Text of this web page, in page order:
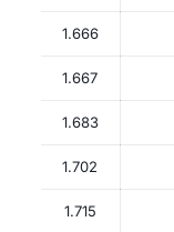
1.666
1.667
1.683
1.702
1.715